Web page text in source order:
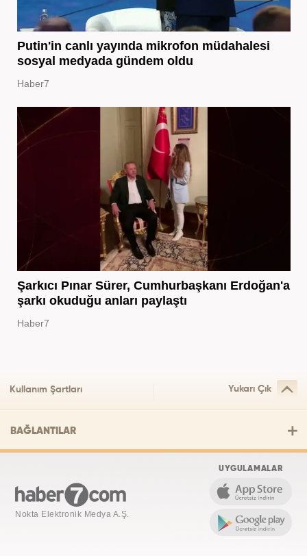
Putin'in canlı yayında mikrofon müdahalesi
sosyal medyada gündem oldu
Haber7
Şarkıcı Pınar Sürer, Cumhurbaşkanı Erdoğan'a
şarkı okuduğu anları paylaştı
Haber7
Kullanım Şartları Yukarı Çık
BAĞLANTILAR
Nokta Elektronik Medya A.Ş.
UYGULAMALAR